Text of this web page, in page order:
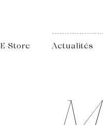
E-Store Actualités